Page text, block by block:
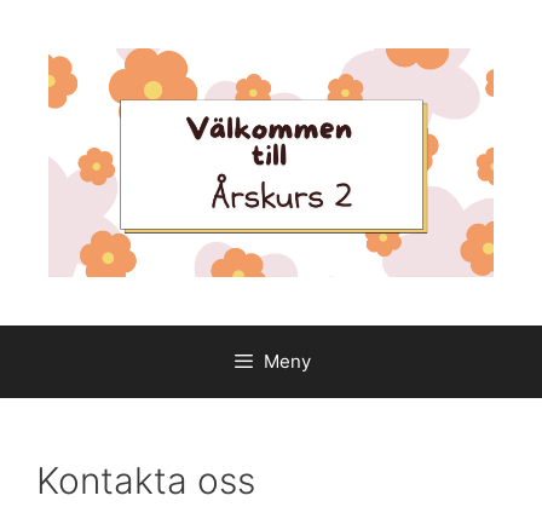
innehåll
Meny
Kontakta oss